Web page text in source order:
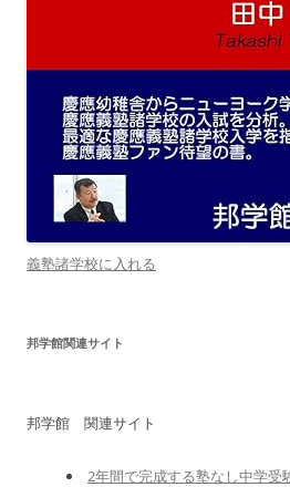
義塾諸学校に入れる
邦学館関連サイト
邦学館 関連サイト
2年間で完成する塾なし中学